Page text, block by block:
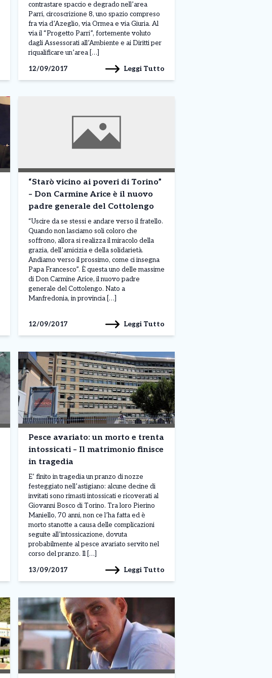
contrastare spaccio e degrado nell’area
Parri, circoscrizione 8, uno spazio compreso
fra via d’Azeglio, via Ormea e via Giuria. Al
via il “Progetto Parri”, fortemente voluto
dagli Assessorati all’Ambiente e ai Diritti per
riqualificare un’area […]
12/09/2017
Leggi Tutto
“Starò vicino ai poveri di Torino”
– Don Carmine Arice è il nuovo
padre generale del Cottolengo
“Uscire da se stessi e andare verso il fratello.
Quando non lasciamo soli coloro che
soffrono, allora si realizza il miracolo della
grazia, dell’amicizia e della solidarietà.
Andiamo verso il prossimo, come ci insegna
Papa Francesco”. È questa uno delle massime
di Don Carmine Arice, il nuovo padre
generale del Cottolengo. Nato a
Manfredonia, in provincia […]
12/09/2017 Leggi Tutto
Pesce avariato: un morto e trenta
intossicati – Il matrimonio finisce
in tragedia
E’ finito in tragedia un pranzo di nozze
festeggiato nell’astigiano: alcune decine di
invitati sono rimasti intossicati e ricoverati al
Giovanni Bosco di Torino. Tra loro Pierino
Maniello, 70 anni, non ce l’ha fatta ed è
morto stanotte a causa delle complicazioni
seguite all’intossicazione, dovuta
probabilmente al pesce avariato servito nel
corso del pranzo. Il […]
13/09/2017
Leggi Tutto